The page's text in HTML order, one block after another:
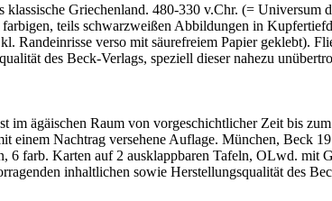
klassische Griechenland. 480-330 v.Chr. (= Universum
teils schwarzweißen Abbildungen in
verso mit säurefreiem Papier geklebt).
des Beck-Verlags, speziell dieser nahezu
im ägäischen Raum von vorgeschichtlicher Zeit bis
Nachtrag versehene Auflage. München, Beck
farb. Karten auf 2 ausklappbaren Tafeln, OLwd. mit
inhaltlichen sowie Herstellungsqualität des